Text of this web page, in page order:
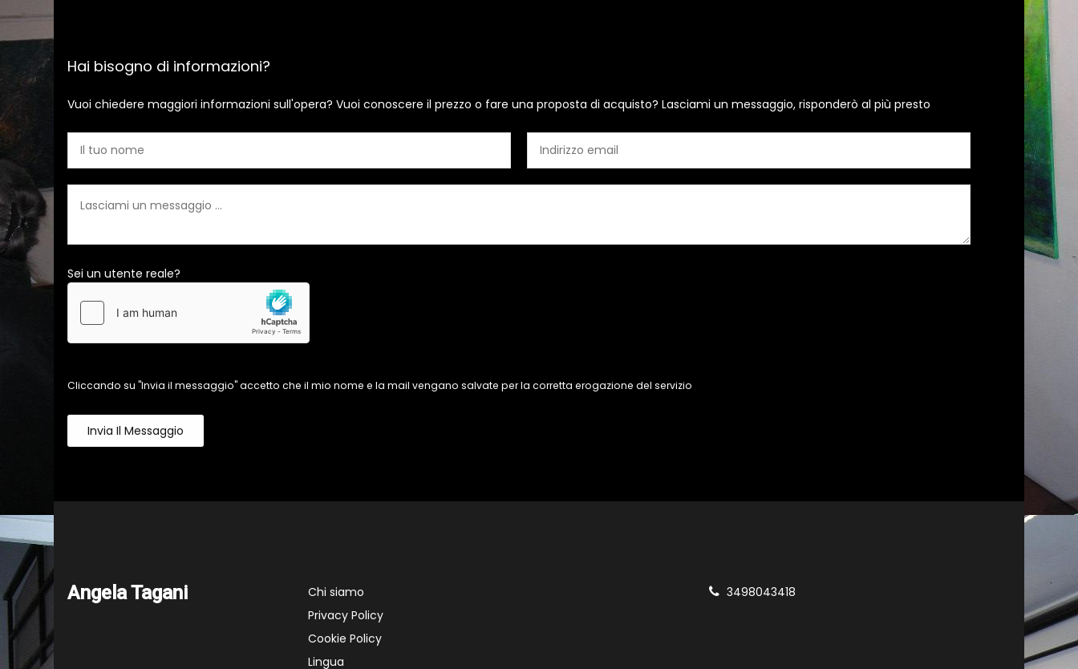
Hai bisogno di informazioni?
Vuoi chiedere maggiori informazioni sull'opera? Vuoi conoscere il prezzo o fare una proposta di acquisto? Lasciami un messaggio, risponderò al più presto
Sei un utente reale?
Cliccando su "Invia il messaggio" accetto che il mio nome e la mail vengano salvate per la corretta erogazione del servizio
Invia Il Messaggio
Angela Tagani
Chi siamo
Privacy Policy
Cookie Policy
Lingua
3498043418